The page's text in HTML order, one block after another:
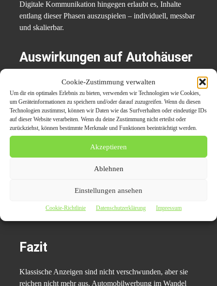
Cookie-Zustimmung verwalten
Um dir ein optimales Erlebnis zu bieten, verwenden wir Technologien wie Cookies,
um Geräteinformationen zu speichern und/oder darauf zuzugreifen. Wenn du diesen
Technologien zustimmst, können wir Daten wie das Surfverhalten oder eindeutige IDs
auf dieser Website verarbeiten. Wenn du deine Zustimmung nicht erteilst oder
zurückziehst, können bestimmte Merkmale und Funktionen beeinträchtigt werden.
Akzeptieren
Ablehnen
Einstellungen ansehen
Cookie-Richtlinie Datenschutzerklärung Impressum
Digitale Kommunikation hingegen erlaubt es, Inhalte
entlang dieser Phasen auszuspielen – individuell, messbar
und skalierbar.
Auswirkungen auf Autohäuser
und Hersteller
Für Autohäuser bedeutet dieser Wandel eine strategische
Neuausrichtung. Sichtbarkeit entsteht nicht mehr durch
Schaufenster oder Anzeigenpreise, sondern durch digitale
Präsenz, relevante Inhalte und Auffindbarkeit in
Hersteller wiederum stehen vor der Aufgabe,
verbinden. Wer seine Zielgruppen kennt, ihre Fragen
beantwortet und dort präsent ist, wo sie suchen, gewinnt
Fazit
Klassische Anzeigen sind nicht verschwunden, aber sie
reichen nicht mehr aus. Automobilwerbung im Wandel